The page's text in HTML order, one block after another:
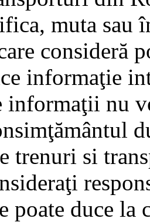
muta sau
consideră
informaţie
informaţii nu
trenuri si
poate duce la